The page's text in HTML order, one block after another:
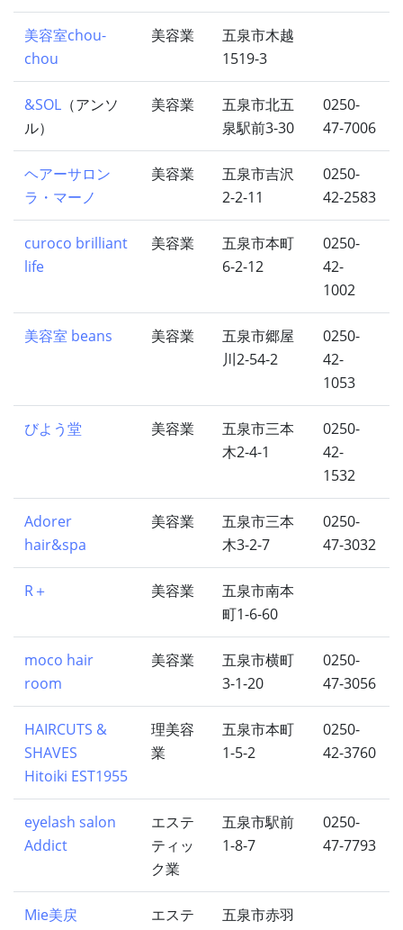
美容室chou-
chou
美容業
五泉市木越
1519-3
&SOL （アンソ
ル）
美容業
五泉市北五
泉駅前3-30
0250-
47-7006
ヘアーサロン
ラ・マーノ
美容業
五泉市吉沢
2-2-11
0250-
42-2583
curoco brilliant
life
美容業
五泉市本町
6-2-12
0250-
42-
1002
美容室 beans 美容業
五泉市郷屋
川2-54-2
0250-
42-
1053
びよう堂 美容業
五泉市三本
木2-4-1
0250-
42-
1532
Adorer
hair&spa
美容業
五泉市三本
木3-2-7
0250-
47-3032
R＋ 美容業
五泉市南本
町1-6-60
moco hair
room
美容業
五泉市横町
3-1-20
0250-
47-3056
HAIRCUTS &
SHAVES
Hitoiki EST1955
理美容
業
五泉市本町
1-5-2
0250-
42-3760
eyelash salon
Addict
エステ
ティッ
ク業
五泉市駅前
1-8-7
0250-
47-7793
Mie美戻
エステ
五泉市赤羽